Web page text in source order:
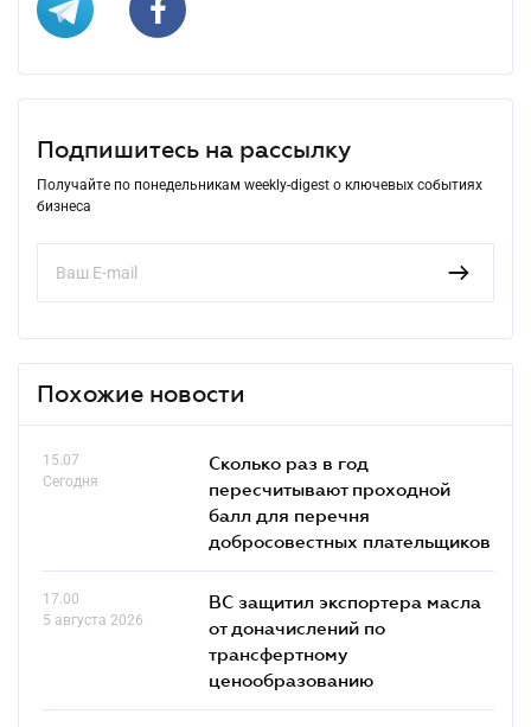
Подпишитесь на рассылку
Получайте по понедельникам weekly-digest о ключевых событиях
бизнеса
Похожие новости
15.07
Сегодня
Сколько раз в год
пересчитывают проходной
балл для перечня
добросовестных плательщиков
17.00
5 августа 2026
ВС защитил экспортера масла
от доначислений по
трансфертному
ценообразованию